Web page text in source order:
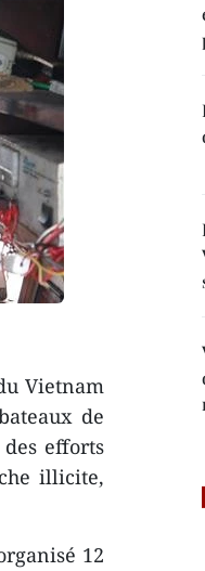
Vietnam
de
efforts
illicite,
12